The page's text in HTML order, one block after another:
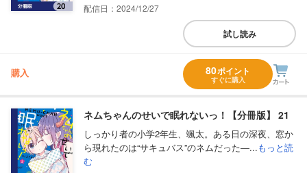
配信日：2024/12/27
試し読み
購入 80ポイント
すぐに購入
ネムちゃんのせいで眠れないっ！【分冊版】 21
しっかり者の小学2年生、颯太。ある日の深夜、窓か
ら現れたのは“サキュバス”のネムだった―...もっと読
む